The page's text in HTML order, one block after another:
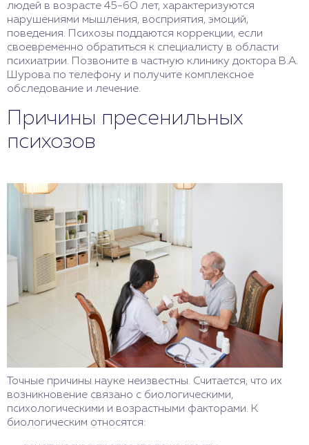
людей в возрасте 45-60 лет, характеризуются
нарушениями мышления, восприятия, эмоций,
поведения. Психозы поддаются коррекции, если
своевременно обратиться к специалисту в области
психиатрии. Позвоните в частную клинику доктора В.А.
Шурова по телефону и получите комплексное
обследование и лечение.
Причины пресенильных
психозов
Точные причины науке неизвестны. Считается, что их
возникновение связано с биологическими,
психологическими и возрастными факторами. К
биологическим относятся: